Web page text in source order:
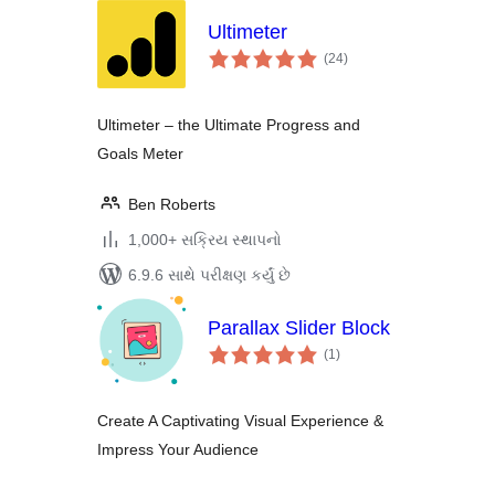
Ultimeter
(24કુલ
રેટિંગ્સ
)
Ultimeter – the Ultimate Progress and
Goals Meter
Ben Roberts
1,000+ સક્રિય સ્થાપનો
6.9.6 સાથે પરીક્ષણ કર્યું છે
Parallax Slider Block
(1કુલ
રેટિંગ્સ
)
Create A Captivating Visual Experience &
Impress Your Audience